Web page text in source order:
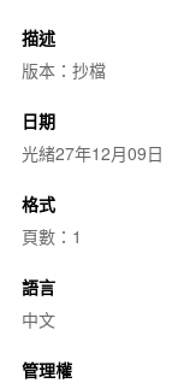
描述
版本：抄檔
日期
光緒27年12月09日
格式
頁數：1
語言
中文
管理權